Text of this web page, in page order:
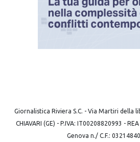
Giornalistica Riviera S.C. - Via Martiri della
CHIAVARI (GE) - P.IVA: IT00208820993 -
Genova n./ C.F.: